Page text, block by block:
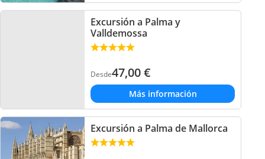
Excursión a Palma y
Valldemossa
Desde47,00€
Más información
Excursión a Palma de Mallorca